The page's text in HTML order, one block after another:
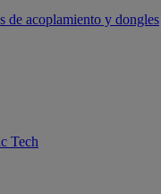
de acoplamiento y dongles
Tech